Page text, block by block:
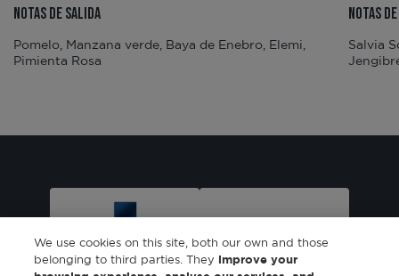
NOTAS DE SALIDA
Pomelo, Manzana verde, Baya de Enebro, Elemi,
Pimienta Rosa
NOTAS
Salvia
We use cookies on this site, both our own and those
belonging to third parties. They
improve your